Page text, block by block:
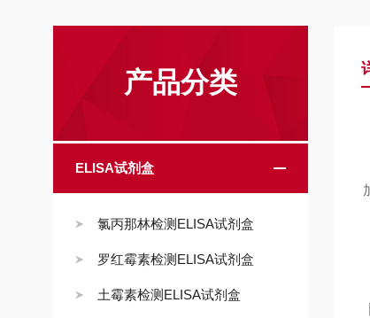
产品分类
ELISA试剂盒
氯丙那林检测ELISA试剂盒
罗红霉素检测ELISA试剂盒
土霉素检测ELISA试剂盒